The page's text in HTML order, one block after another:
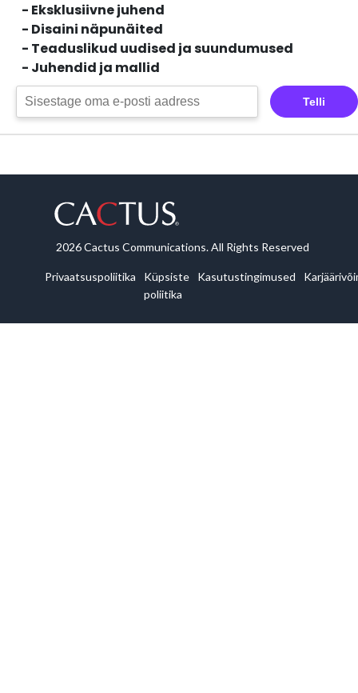
- Eksklusiivne juhend
- Disaini näpunäited
- Teaduslikud uudised ja suundumused
- Juhendid ja mallid
Telli
2026 Cactus Communications. All Rights Reserved
Privaatsuspoliitika
Küpsiste
poliitika
Kasutustingimused